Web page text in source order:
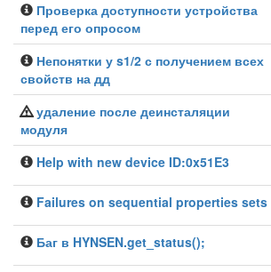
Проверка доступности устройства
перед его опросом
Непонятки у s1/2 с получением всех
свойств на дд
удаление после деинсталяции
модуля
Help with new device ID:0x51E3
Failures on sequential properties sets
Баг в HYNSEN.get_status();